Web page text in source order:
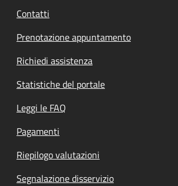
Contatti
Prenotazione appuntamento
Richiedi assistenza
Statistiche del portale
Leggi le FAQ
Pagamenti
Riepilogo valutazioni
Segnalazione disservizio